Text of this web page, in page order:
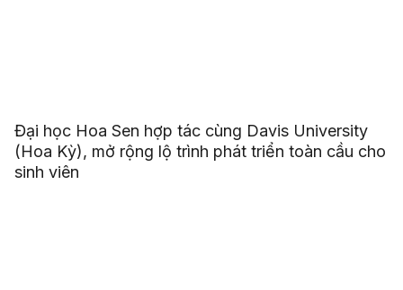
Đại học Hoa Sen hợp tác cùng Davis University
(Hoa Kỳ), mở rộng lộ trình phát triển toàn cầu cho
sinh viên